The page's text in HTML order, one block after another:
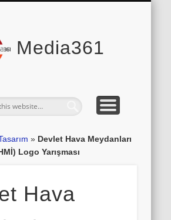
Media361
» Devlet Hava Meydanları
Logo Yarışması
Hava